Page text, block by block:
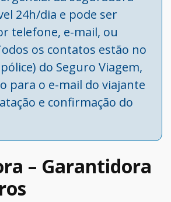
24h/dia e pode ser
telefone, e-mail, ou
os contatos estão no
do Seguro Viagem,
para o e-mail do viajante
e confirmação do
– Garantidora